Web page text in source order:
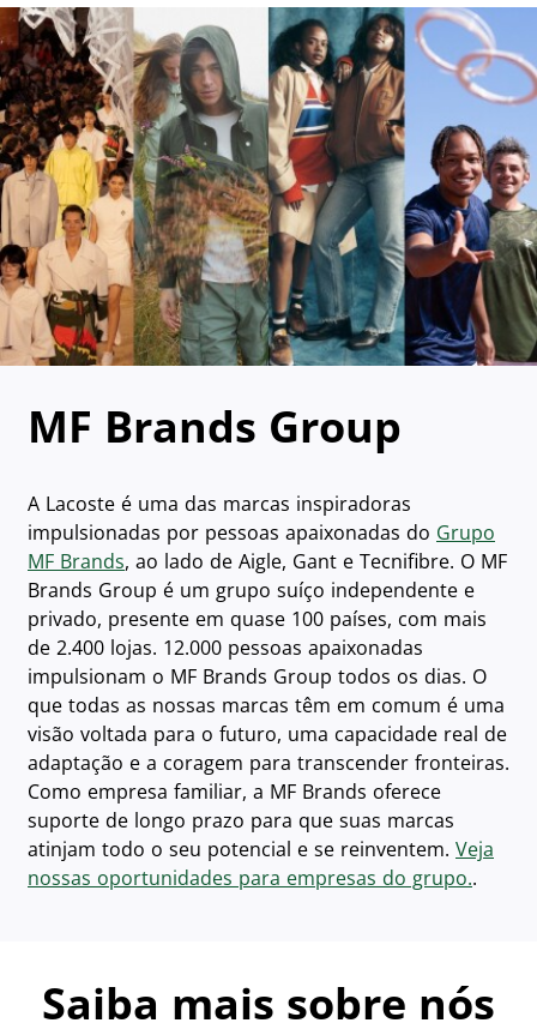
MF Brands Group
A Lacoste é uma das marcas inspiradoras
impulsionadas por pessoas apaixonadas do Grupo
MF Brands, ao lado de Aigle, Gant e Tecnifibre. O MF
Brands Group é um grupo suíço independente e
privado, presente em quase 100 países, com mais
de 2.400 lojas. 12.000 pessoas apaixonadas
impulsionam o MF Brands Group todos os dias. O
que todas as nossas marcas têm em comum é uma
visão voltada para o futuro, uma capacidade real de
adaptação e a coragem para transcender fronteiras.
Como empresa familiar, a MF Brands oferece
suporte de longo prazo para que suas marcas
atinjam todo o seu potencial e se reinventem. Veja
nossas oportunidades para empresas do grupo..
Saiba mais sobre nós